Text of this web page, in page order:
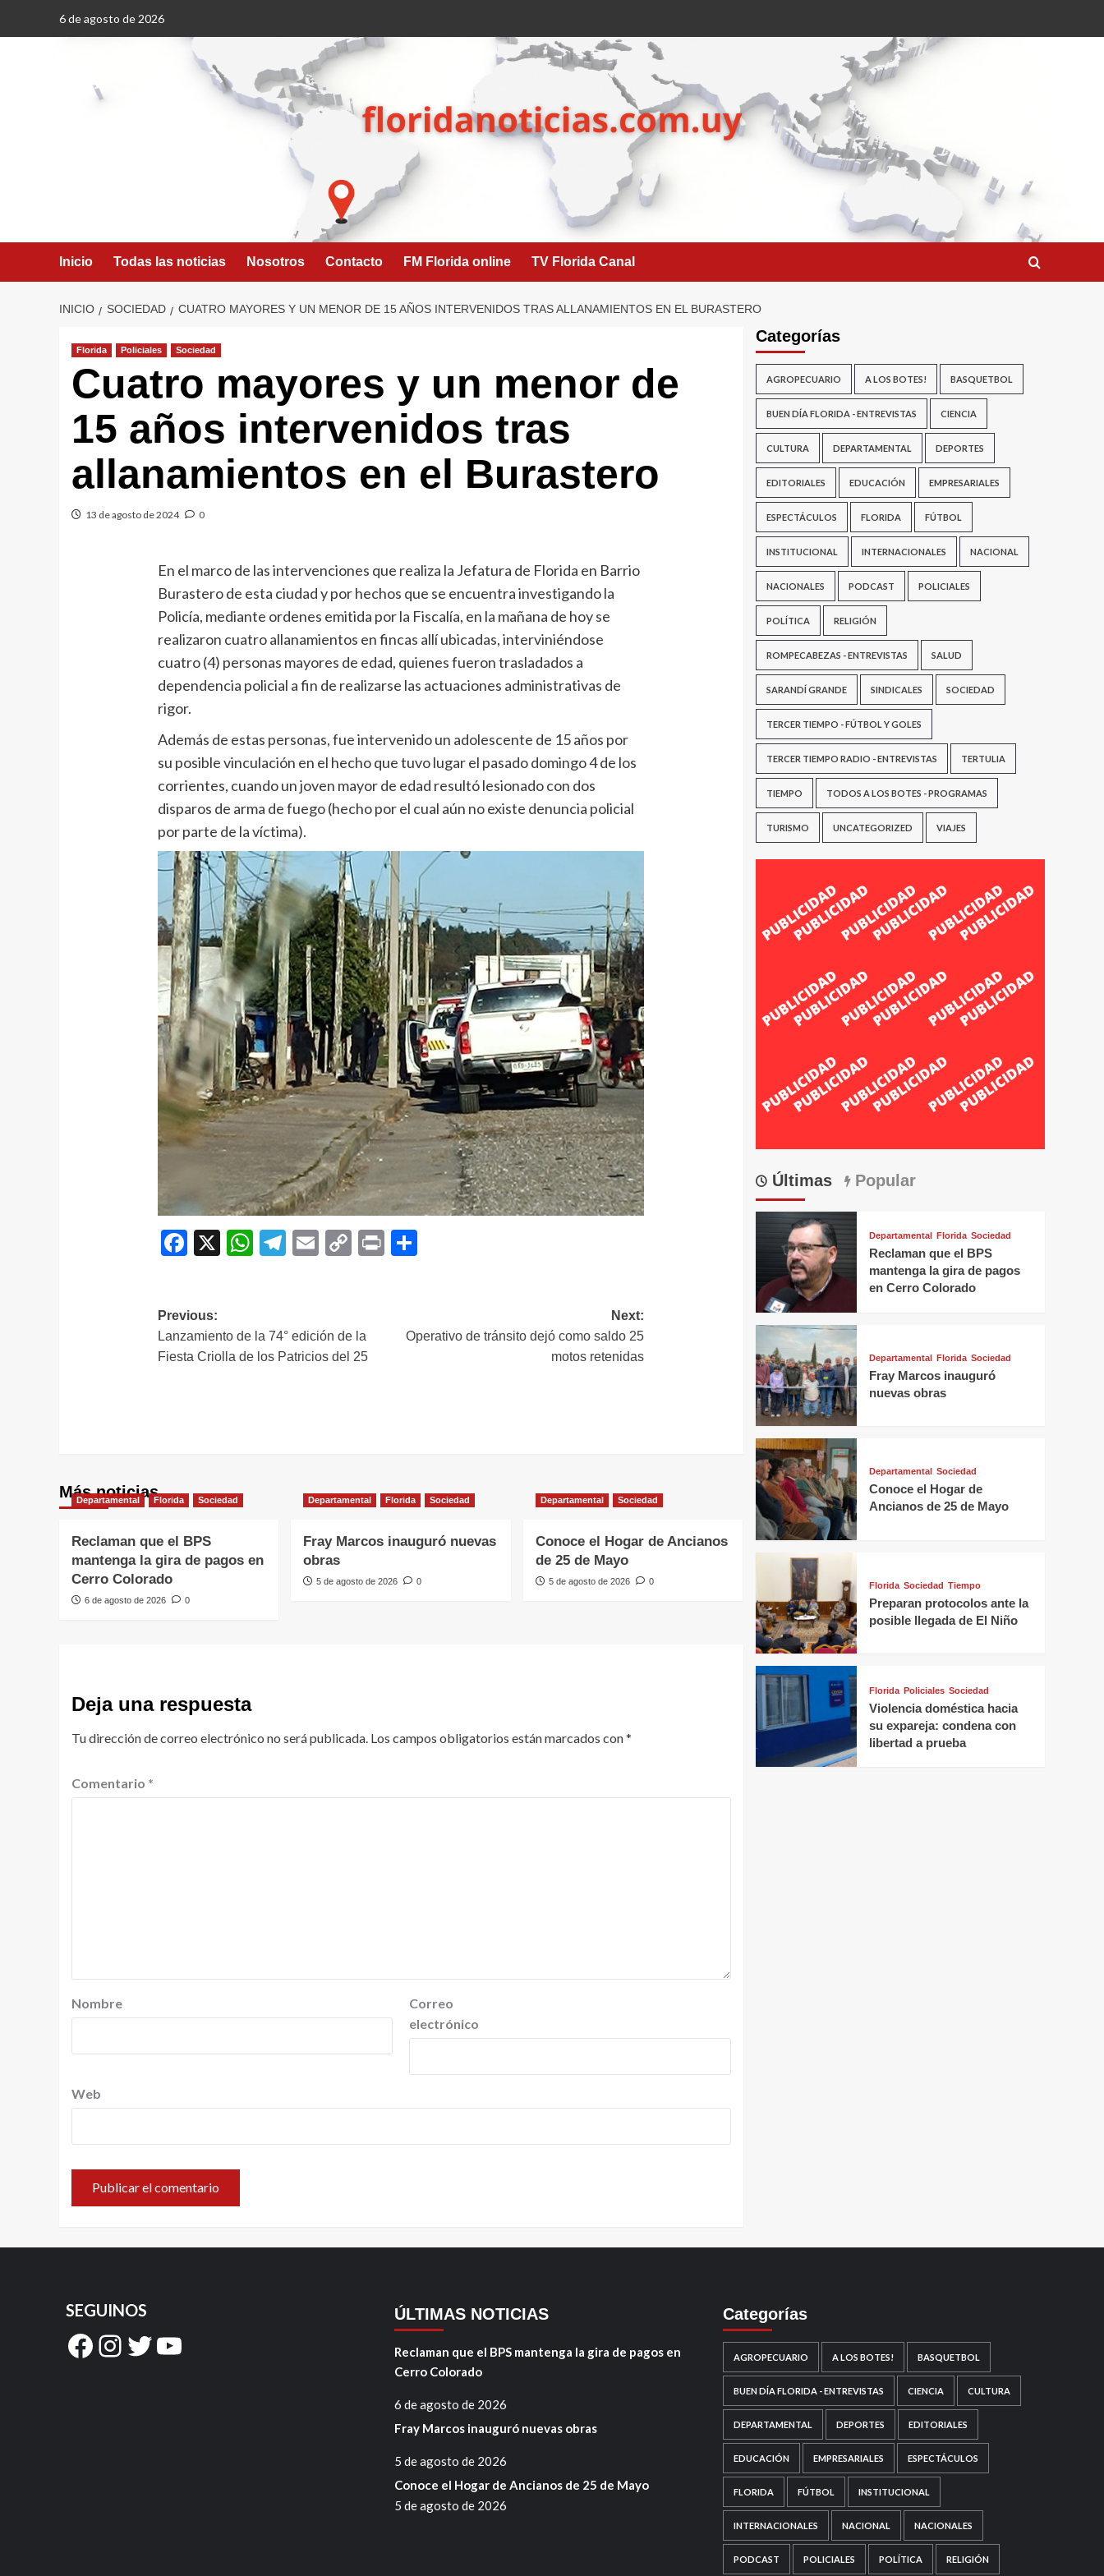
6 de agosto de 2026
Inicio Todas las noticias Nosotros Contacto FM Florida online TV Florida Canal
INICIO SOCIEDAD CUATRO MAYORES Y UN MENOR DE 15 AÑOS INTERVENIDOS TRAS ALLANAMIENTOS EN EL BURASTERO
Florida Policiales Sociedad
Cuatro mayores y un menor de
15 años intervenidos tras
allanamientos en el Burastero
13 de agosto de 2024 0
En el marco de las intervenciones que realiza la Jefatura de Florida en Barrio
Burastero de esta ciudad y por hechos que se encuentra investigando la
Policía, mediante ordenes emitida por la Fiscalía, en la mañana de hoy se
realizaron cuatro allanamientos en fincas allí ubicadas, interviniéndose
cuatro (4) personas mayores de edad, quienes fueron trasladados a
dependencia policial a fin de realizarse las actuaciones administrativas de
rigor.
Además de estas personas, fue intervenido un adolescente de 15 años por
su posible vinculación en el hecho que tuvo lugar el pasado domingo 4 de los
corrientes, cuando un joven mayor de edad resultó lesionado con dos
disparos de arma de fuego (hecho por el cual aún no existe denuncia policial
por parte de la víctima).
Facebook
X WhatsApp
Telegram
EmailCopyPrint
Navegación
de
Previous:
Lanzamiento de la 74° edición de la
Fiesta Criolla de los Patricios del 25
Next:
Operativo de tránsito dejó como saldo 25
motos retenidas
Más noticias
Departamental Florida Sociedad
Reclaman que el BPS
mantenga la gira de pagos en
Cerro Colorado
6 de agosto de 2026 0
Departamental Florida Sociedad
Fray Marcos inauguró nuevas
obras
5 de agosto de 2026 0
Departamental Sociedad
Conoce el Hogar de Ancianos
de 25 de Mayo
5 de agosto de 2026 0
Deja una respuesta
Tu dirección de correo electrónico no será publicada. Los campos obligatorios están marcados con*
Comentario *
Nombre
Correo
electrónico
Web
Categorías
AGROPECUARIO A LOS BOTES! BASQUETBOL
BUEN DÍA FLORIDA - ENTREVISTAS CIENCIA
CULTURA DEPARTAMENTAL DEPORTES
EDITORIALES EDUCACIÓN EMPRESARIALES
ESPECTÁCULOS FLORIDA FÚTBOL
INSTITUCIONAL INTERNACIONALES NACIONAL
NACIONALES PODCAST POLICIALES
POLÍTICA RELIGIÓN
ROMPECABEZAS - ENTREVISTAS SALUD
SARANDÍ GRANDE SINDICALES SOCIEDAD
TERCER TIEMPO - FÚTBOL Y GOLES
TERCER TIEMPO RADIO - ENTREVISTAS TERTULIA
TIEMPO TODOS A LOS BOTES - PROGRAMAS
TURISMO UNCATEGORIZED VIAJES
Últimas Popular
Departamental Florida Sociedad
Reclaman que el BPS
mantenga la gira de pagos
en Cerro Colorado
Departamental Florida Sociedad
Fray Marcos inauguró
nuevas obras
Departamental Sociedad
Conoce el Hogar de
Ancianos de 25 de Mayo
Florida Sociedad Tiempo
Preparan protocolos ante la
posible llegada de El Niño
Florida Policiales Sociedad
Violencia doméstica hacia
su expareja: condena con
libertad a prueba
SEGUINOS
Facebook
Instagram
Twitter
YouTube
ÚLTIMAS NOTICIAS
Reclaman que el BPS mantenga la gira de pagos en
Cerro Colorado
6 de agosto de 2026
Fray Marcos inauguró nuevas obras
5 de agosto de 2026
Conoce el Hogar de Ancianos de 25 de Mayo
5 de agosto de 2026
Categorías
AGROPECUARIO A LOS BOTES! BASQUETBOL
BUEN DÍA FLORIDA - ENTREVISTAS CIENCIA CULTURA
DEPARTAMENTAL DEPORTES EDITORIALES
EDUCACIÓN EMPRESARIALES ESPECTÁCULOS
FLORIDA FÚTBOL INSTITUCIONAL
INTERNACIONALES NACIONAL NACIONALES
PODCAST POLICIALES POLÍTICA RELIGIÓN